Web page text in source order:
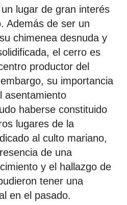
lugar de gran interés
Además de ser un
chimenea desnuda y
el cerro es
productor del
su importancia
asentamiento
haberse constituido
lugares de la
al culto mariano,
de una
y el hallazgo de
tener una
en el pasado.